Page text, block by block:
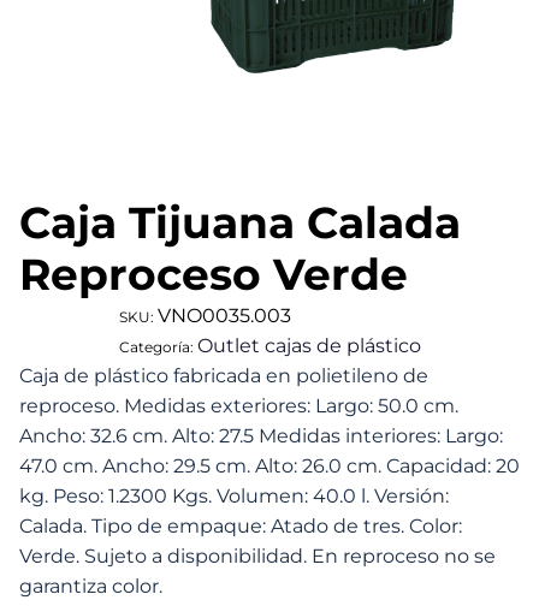
Caja Tijuana Calada
Reproceso Verde
SKU: VNO0035.003
Categoría: Outlet cajas de plástico
Caja de plástico fabricada en polietileno de
reproceso. Medidas exteriores: Largo: 50.0 cm.
Ancho: 32.6 cm. Alto: 27.5 Medidas interiores: Largo:
47.0 cm. Ancho: 29.5 cm. Alto: 26.0 cm. Capacidad: 20
kg. Peso: 1.2300 Kgs. Volumen: 40.0 l. Versión:
Calada. Tipo de empaque: Atado de tres. Color:
Verde. Sujeto a disponibilidad. En reproceso no se
garantiza color.